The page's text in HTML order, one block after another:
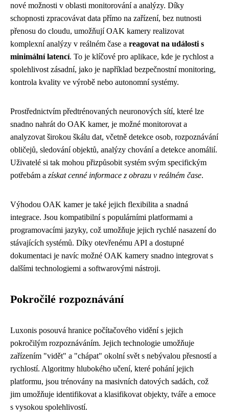
nové možnosti v oblasti monitorování a analýzy. Díky
schopnosti zpracovávat data přímo na zařízení, bez nutnosti
přenosu do cloudu, umožňují OAK kamery realizovat
komplexní analýzy v reálném čase a reagovat na události s
minimální latencí. To je klíčové pro aplikace, kde je rychlost a
spolehlivost zásadní, jako je například bezpečnostní monitoring,
kontrola kvality ve výrobě nebo autonomní systémy.
Prostřednictvím předtrénovaných neuronových sítí, které lze
snadno nahrát do OAK kamer, je možné monitorovat a
analyzovat širokou škálu dat, včetně detekce osob, rozpoznávání
obličejů, sledování objektů, analýzy chování a detekce anomálií.
Uživatelé si tak mohou přizpůsobit systém svým specifickým
potřebám a získat cenné informace z obrazu v reálném čase.
Výhodou OAK kamer je také jejich flexibilita a snadná
integrace. Jsou kompatibilní s populárními platformami a
programovacími jazyky, což umožňuje jejich rychlé nasazení do
stávajících systémů. Díky otevřenému API a dostupné
dokumentaci je navíc možné OAK kamery snadno integrovat s
dalšími technologiemi a softwarovými nástroji.
Pokročilé rozpoznávání
Luxonis posouvá hranice počítačového vidění s jejich
pokročilým rozpoznáváním. Jejich technologie umožňuje
zařízením "vidět" a "chápat" okolní svět s nebývalou přesností a
rychlostí. Algoritmy hlubokého učení, které pohání jejich
platformu, jsou trénovány na masivních datových sadách, což
jim umožňuje identifikovat a klasifikovat objekty, tváře a emoce
s vysokou spolehlivostí.